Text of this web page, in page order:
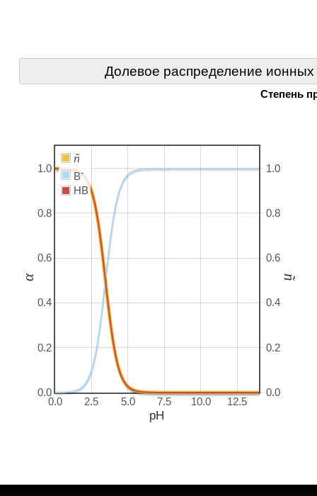
Долевое распределение
Степень
0.0 2.5 5.0 7.5 10.0 12.5
0.0
0.2
0.4
0.6
0.8
1.0
0.0
0.2
0.4
0.6
0.8
1.0
ñ
B-
HB
pH
α ñ